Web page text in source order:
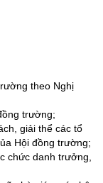
theo Nghị
trường;
giải thể các tổ
Hội đồng trường;
chức danh trưởng,